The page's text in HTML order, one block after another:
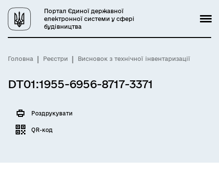
Портал Єдиної державної
електронної системи у сфері
будівництва
Головна Реєстри Висновок з технічної інвентаризації
DT01:1955-6956-8717-3371
Роздрукувати
QR-код